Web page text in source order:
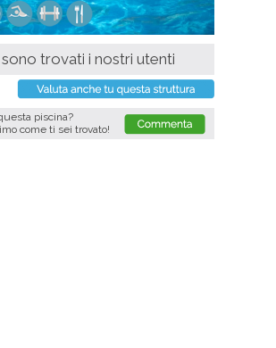
trovati i nostri utenti
piscina?
come ti sei trovato!